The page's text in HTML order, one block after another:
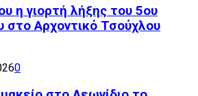
η γιορτή λήξης του 5ου
στο Αρχοντικό Τσούχλου
0